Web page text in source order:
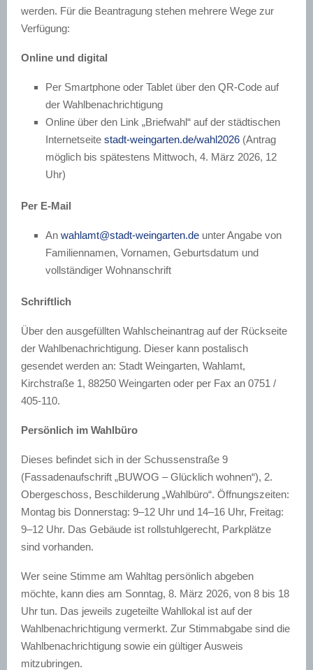
werden. Für die Beantragung stehen mehrere Wege zur
Verfügung:
Online und digital
Per Smartphone oder Tablet über den QR-Code auf
der Wahlbenachrichtigung
Online über den Link „Briefwahl“ auf der städtischen
Internetseite stadt-weingarten.de/wahl2026 (Antrag
möglich bis spätestens Mittwoch, 4. März 2026, 12
Uhr)
Per E-Mail
An wahlamt@stadt-weingarten.de unter Angabe von
Familiennamen, Vornamen, Geburtsdatum und
vollständiger Wohnanschrift
Schriftlich
Über den ausgefüllten Wahlscheinantrag auf der Rückseite
der Wahlbenachrichtigung. Dieser kann postalisch
gesendet werden an: Stadt Weingarten, Wahlamt,
Kirchstraße 1, 88250 Weingarten oder per Fax an 0751 /
405-110.
Persönlich im Wahlbüro
Dieses befindet sich in der Schussenstraße 9
(Fassadenaufschrift „BUWOG – Glücklich wohnen“), 2.
Obergeschoss, Beschilderung „Wahlbüro“. Öffnungszeiten:
Montag bis Donnerstag: 9–12 Uhr und 14–16 Uhr, Freitag:
9–12 Uhr. Das Gebäude ist rollstuhlgerecht, Parkplätze
sind vorhanden.
Wer seine Stimme am Wahltag persönlich abgeben
möchte, kann dies am Sonntag, 8. März 2026, von 8 bis 18
Uhr tun. Das jeweils zugeteilte Wahllokal ist auf der
Wahlbenachrichtigung vermerkt. Zur Stimmabgabe sind die
Wahlbenachrichtigung sowie ein gültiger Ausweis
mitzubringen.